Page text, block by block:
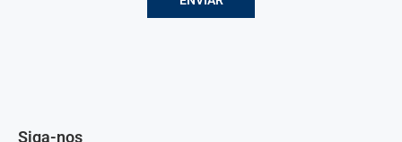
Siga-nos